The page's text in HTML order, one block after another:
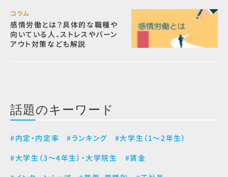
コラム
感情労働とは？具体的な職種や
向いている人、ストレスやバーン
アウト対策なども解説
話題のキーワード
#内定・内定率 #ランキング
#大学生（1～2年生）
#大学生（3～4年生）・大学院生
#賃金